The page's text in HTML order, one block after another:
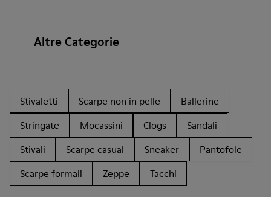
Altre Categorie
Stivaletti Scarpe non in pelle
Ballerine
Stringate
Mocassini Clogs
Sandali
Stivali
Scarpe casual Sneaker
Pantofole
Scarpe formali
Zeppe Tacchi